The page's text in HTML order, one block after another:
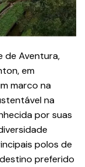
de Aventura,
em
marco na
na
por suas
polos de
preferido